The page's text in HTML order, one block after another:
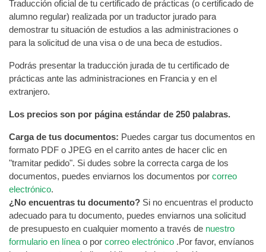
Traducción oficial de tu certificado de prácticas (o certificado de
alumno regular) realizada por un traductor jurado para
demostrar tu situación de estudios a las administraciones o
para la solicitud de una visa o de una beca de estudios.
Podrás presentar la traducción jurada de tu certificado de
prácticas ante las administraciones en Francia y en el
extranjero.
Los precios son por página estándar de 250 palabras.
Carga de tus documentos: Puedes cargar tus documentos en
formato PDF o JPEG en el carrito antes de hacer clic en
"tramitar pedido". Si dudes sobre la correcta carga de los
documentos, puedes enviarnos los documentos por correo
electrónico.
¿No encuentras tu documento? Si no encuentras el producto
adecuado para tu documento, puedes enviarnos una solicitud
de presupuesto en cualquier momento a través de nuestro
formulario en línea o por correo electrónico .Por favor, envíanos